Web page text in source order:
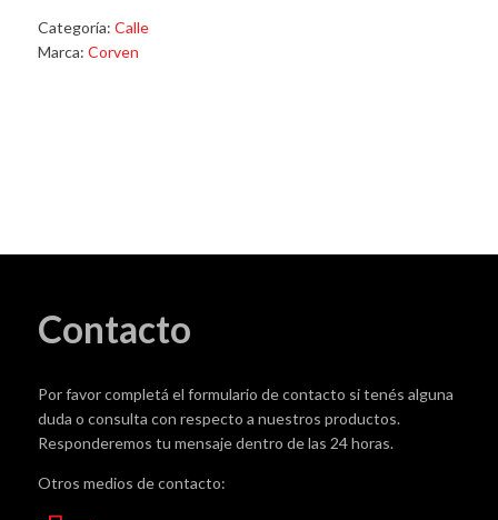
Categoría: Calle
Marca: Corven
Contacto
Por favor completá el formulario de contacto si tenés alguna
duda o consulta con respecto a nuestros productos.
Responderemos tu mensaje dentro de las 24 horas.
Otros medios de contacto: